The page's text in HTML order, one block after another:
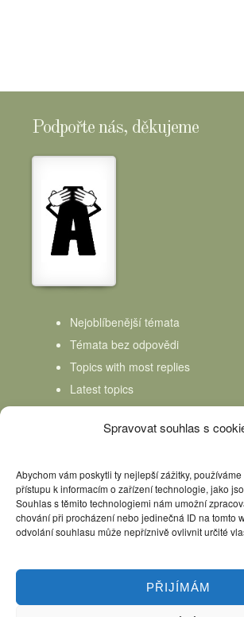
Spravovat souhlas s
Abychom vám poskytli ty nejlepší zážitky,
přístupu k informacím o zařízení technologie, jako
Souhlas s těmito technologiemi nám umožní
chování při procházení nebo jedinečná ID na tomto
odvolání souhlasu může nepříznivě ovlivnit určité
PŘIJÍMÁM
Podpořte nás, děkujeme
Nejoblíbenější témata
Témata bez odpovědi
Topics with most replies
Latest topics
Topics Freshness